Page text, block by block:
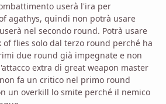
userà l'ira per
agathys, quindi non potrà usare
nel secondo round. Potrà usare
flies solo dal terzo round perché ha
due round già impegnate e non
extra di great weapon master
fa un critico nel primo round
un overkill lo smite perché il nemico